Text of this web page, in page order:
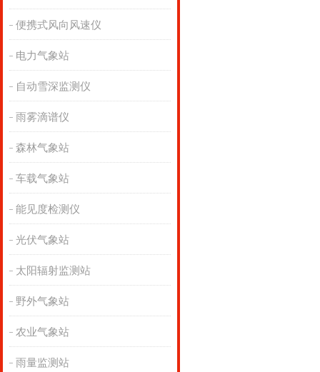
便携式风向风速仪
电力气象站
自动雪深监测仪
雨雾滴谱仪
森林气象站
车载气象站
能见度检测仪
光伏气象站
太阳辐射监测站
野外气象站
农业气象站
雨量监测站